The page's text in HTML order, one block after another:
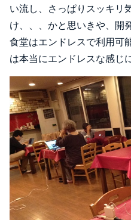
い流し、さっぱりスッキリ
け、、、かと思いきや、開
食堂はエンドレスで利用可
は本当にエンドレスな感じ